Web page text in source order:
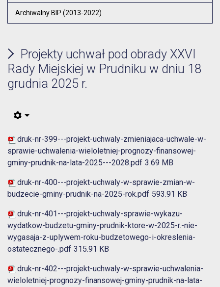
Archiwalny BIP (2013-2022)
Projekty uchwał pod obrady XXVI
Rady Miejskiej w Prudniku w dniu 18
grudnia 2025 r.
druk-nr-399---projekt-uchwaly-zmieniajaca-uchwale-w-
sprawie-uchwalenia-wieloletniej-prognozy-finansowej-
gminy-prudnik-na-lata-2025---2028.pdf 3.69 MB
druk-nr-400---projekt-uchwaly-w-sprawie-zmian-w-
budzecie-gminy-prudnik-na-2025-rok.pdf 593.91 KB
druk-nr-401---projekt-uchwaly-sprawie-wykazu-
wydatkow-budzetu-gminy-prudnik-ktore-w-2025-r.-nie-
wygasaja-z-uplywem-roku-budzetowego-i-okreslenia-
ostatecznego-.pdf 315.91 KB
druk-nr-402---projekt-uchwaly-w-sprawie-uchwalenia-
wieloletniej-prognozy-finansowej-gminy-prudnik-na-lata-